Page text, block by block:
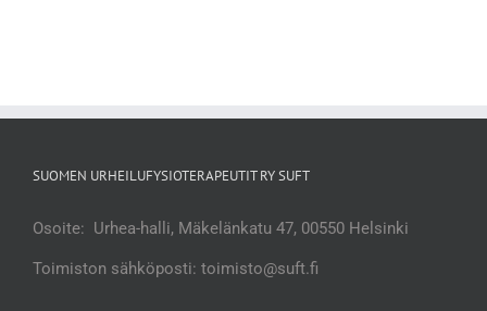
SUOMEN URHEILUFYSIOTERAPEUTIT RY SUFT
Osoite: Urhea-halli, Mäkelänkatu 47, 00550 Helsinki
Toimiston sähköposti: toimisto@suft.fi